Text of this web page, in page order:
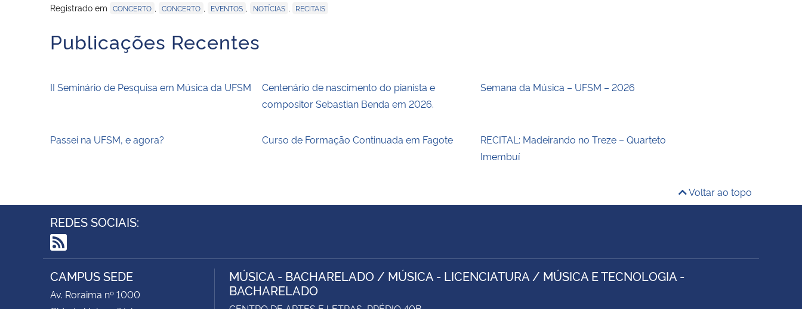
Registrado em CONCERTO CONCERTO EVENTOS NOTÍCIAS RECITAIS
Publicações Recentes
II Seminário de Pesquisa em Música da UFSM
Centenário de nascimento do pianista e
compositor Sebastian Benda em 2026.
Semana da Música – UFSM – 2026
Passei na UFSM, e agora? Curso de Formação Continuada em Fagote
RECITAL: Madeirando no Treze – Quarteto
Imembuí
Voltar ao topo
REDES SOCIAIS:
RSS
CAMPUS SEDE
Av. Roraima nº 1000
MÚSICA - BACHARELADO / MÚSICA - LICENCIATURA / MÚSICA E TECNOLOGIA -
BACHARELADO